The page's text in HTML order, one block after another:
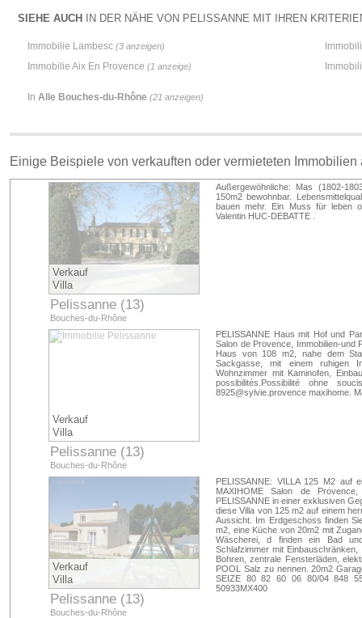
SIEHE AUCH IN DER NÄHE VON PELISSANNE MIT IHREN
Immobilie Lambesc (3 anzeigen)
Immobilie Aix En Provence (1 anzeige)
In Alle Bouches-du-Rhône (21 anzeigen)
Einige Beispiele von verkauften oder vermieteten
Verkauf
Villa
Pelissanne (13)
Bouches-du-Rhône
Außergewöhnliche: Mas (1802-
150m2 bewohnbar.
bauen mehr. Ein Muss für leben
Valentin HUC-DEBATTE .
Verkauf
Villa
Pelissanne (13)
Bouches-du-Rhône
PELISSANNE Haus mit Hof und
Salon de Provence, Immobilien-und
Haus von 108 m2, nahe dem
Sackgasse, mit einem ruhigen
Wohnzimmer mit Kaminofen,
possibilités.Possibilité ohne
8925@sylvie.provence maxihome.
Verkauf
Villa
Pelissanne (13)
Bouches-du-Rhône
PELISSANNE: VILLA 125 M2 auf
MAXIHOME Salon de
PELISSANNE in einer exklusiven
diese Villa von 125 m2 auf einem
Aussicht. Im Erdgeschoss finden
m2, eine Küche von 20m2 mit
Wäscherei, d finden ein Bad
Schlafzimmer mit
Bohren, zentrale Fensterläden,
POOL Salz zu nennen. 20m2
SEIZE 80 82 60 06 80/04 848
50933MX400